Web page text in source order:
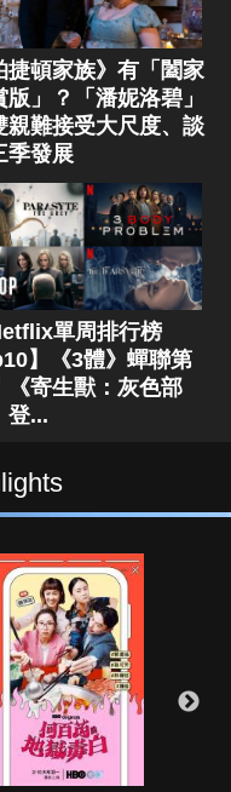
捷頓家族》有「闔家
版」？「潘妮洛碧」
親難接受大尺度、談
季發展
單周排行榜
】《3體》蟬聯第
《寄生獸：灰色部
登...